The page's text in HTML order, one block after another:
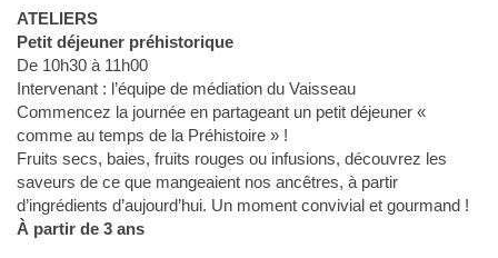
ATELIERS
Petit déjeuner préhistorique
De 10h30 à 11h00
Intervenant : l’équipe de médiation du Vaisseau
Commencez la journée en partageant un petit déjeuner «
comme au temps de la Préhistoire » !
Fruits secs, baies, fruits rouges ou infusions, découvrez les
saveurs de ce que mangeaient nos ancêtres, à partir
d’ingrédients d’aujourd’hui. Un moment convivial et gourmand !
À partir de 3 ans